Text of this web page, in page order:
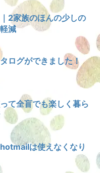
2家族のほんの少しの
減
ログができました！
て全盲でも楽しく暮ら
は使えなくなり